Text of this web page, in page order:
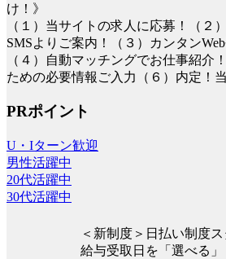
け！》
（１）当サイトの求人に応募！（２
SMSよりご案内！（３）カンタン
（４）自動マッチングでお仕事紹介
ための必要情報ご入力（６）内定！
PRポイント
U・Iターン歓迎
男性活躍中
20代活躍中
30代活躍中
＜新制度＞日払い制度ス
給与受取日を「選べる」